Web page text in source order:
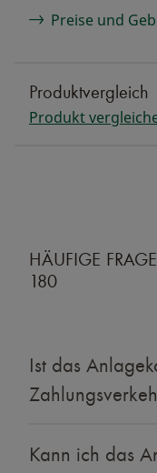
Preise und
Produktvergleich
Produkt
HÄUFIGE
180
Ist das
Kann ich das